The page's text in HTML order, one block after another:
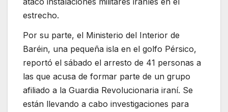
estrecho.
Por su parte, el Ministerio del Interior de
Baréin, una pequeña isla en el golfo Pérsico,
reportó el sábado el arresto de 41 personas a
las que acusa de formar parte de un grupo
afiliado a la Guardia Revolucionaria iraní. Se
están llevando a cabo investigaciones para